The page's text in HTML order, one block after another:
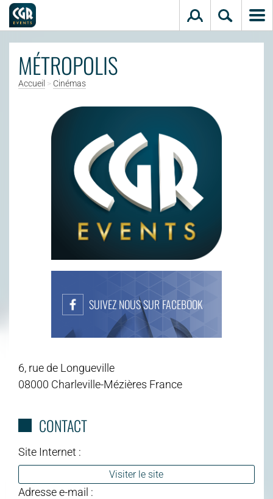
Aller au contenu principal
MÉTROPOLIS
Accueil > Cinémas
SUIVEZ NOUS SUR FACEBOOK
6, rue de Longueville
08000 Charleville-Mézières France
CONTACT
Site Internet :
Visiter le site
Adresse e-mail :